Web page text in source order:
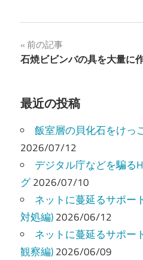
投
稿
ナ
ビ
ゲ
ー
シ
ョ
ン
前の記事
石焼ビビンバの具を大量に
最近の投稿
飯室層の貝化石をけっ
2026/07/12
デジタル庁などを騙る
グ2026/07/10
ネットに蔓延るサポー
対処編)2026/06/12
ネットに蔓延るサポー
観察編)2026/06/09